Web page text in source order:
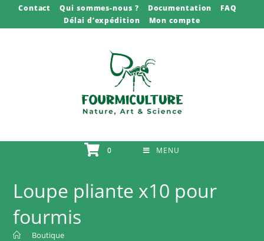
Contact Qui sommes-nous ? Documentation
FAQ
Délai d’expédition
Mon compte
0 MENU
Loupe pliante x10 pour
fourmis
> Boutique